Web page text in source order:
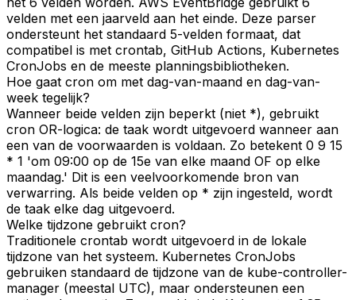
velden met een jaarveld aan het einde. Deze parser
ondersteunt het standaard 5-velden formaat, dat
compatibel is met crontab, GitHub Actions, Kubernetes
CronJobs en de meeste planningsbibliotheken.
Hoe gaat cron om met dag-van-maand en dag-van-
week tegelijk?
Wanneer beide velden zijn beperkt (niet *), gebruikt
cron OR-logica: de taak wordt uitgevoerd wanneer aan
een van de voorwaarden is voldaan. Zo betekent 0 9 15
* 1 'om 09:00 op de 15e van elke maand OF op elke
maandag.' Dit is een veelvoorkomende bron van
verwarring. Als beide velden op * zijn ingesteld, wordt
de taak elke dag uitgevoerd.
Welke tijdzone gebruikt cron?
Traditionele crontab wordt uitgevoerd in de lokale
tijdzone van het systeem. Kubernetes CronJobs
gebruiken standaard de tijdzone van de kube-controller-
manager (meestal UTC), maar ondersteunen een